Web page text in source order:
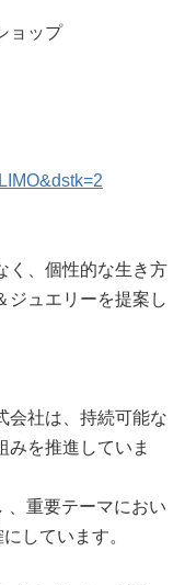
ョップ
く、個性的な生き方
ジュエリーを提案し
社は、持続可能な
みを推進していま
、重要テーマにおい
しています。